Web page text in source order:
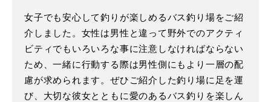
女子でも安心して釣りが楽しめるバス釣り場をご紹
介しました。女性は男性と違って野外でのアクティ
ビティでもいろいろな事に注意しなければならない
ため、一緒に行動する際は男性側にもより一層の配
慮が求められます。ぜひご紹介した釣り場に足を運
び、大切な彼女とともに愛のあるバス釣りを楽しん